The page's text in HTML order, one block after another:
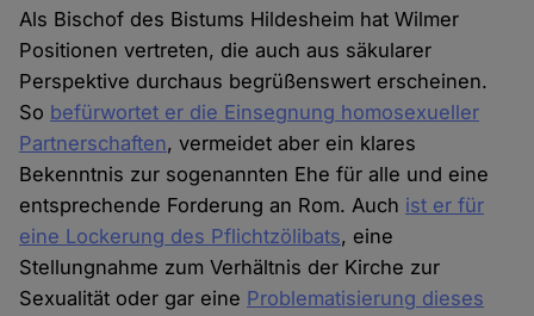
Als Bischof des Bistums Hildesheim hat Wilmer
Positionen vertreten, die auch aus säkularer
Perspektive durchaus begrüßenswert erscheinen.
So befürwortet er die Einsegnung homosexueller
Partnerschaften, vermeidet aber ein klares
Bekenntnis zur sogenannten Ehe für alle und eine
entsprechende Forderung an Rom. Auch ist er für
eine Lockerung des Pflichtzölibats, eine
Stellungnahme zum Verhältnis der Kirche zur
Sexualität oder gar eine Problematisierung dieses